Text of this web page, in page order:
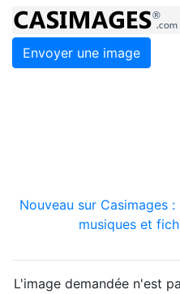
Envoyer une image
Nouveau sur Casimages
musiques et
L'image demandée n'est